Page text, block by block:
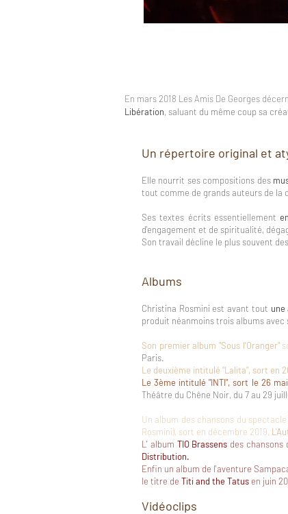
En mars 2018 Les Amis De Georges
Libération, saluant du même coup sa
Un répertoire original et
Elle nourrit ses compositions des
tout comme de grands auteurs de la
Ses textes écrits essentiellement
d'engagement et de spiritualité,
Son travail décline le plus souvent
Albums
Christina Rosmini est avant tout
produit néanmoins trois albums
Son premier album "Sous l’Oranger"
Paris.
Le deuxième intitulé "Lalita", sort en
Le 3ème intitulé "INTI", sort le 26 mai
Théâtre du Chêne Noir, du 7 au 29
Un album des chansons du spectacle
Rosmini), sort en décembre 2019,
L' album TIO Brassens des
Distribution.
Enfin un album de l'aventure
le titre de Titi and the Tatus en juin
Vidéoclips